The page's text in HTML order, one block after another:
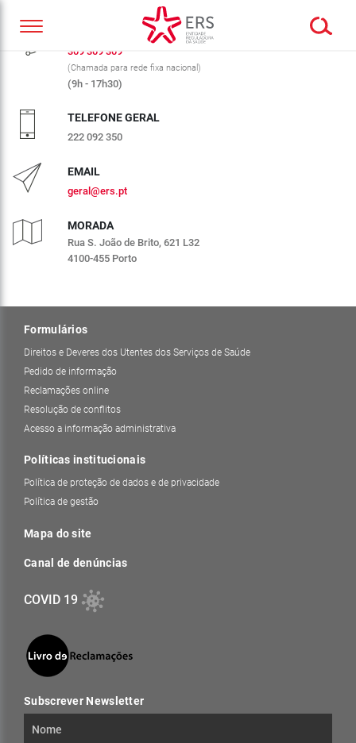
CALL CENTER ERS
309 309 309
(Chamada para rede fixa nacional)
(9h - 17h30)
TELEFONE GERAL
222 092 350
EMAIL
geral@ers.pt
MORADA
Rua S. João de Brito, 621 L32
4100-455 Porto
Formulários
Direitos e Deveres dos Utentes dos Serviços de Saúde
Pedido de informação
Reclamações online
Resolução de conflitos
Acesso a informação administrativa
Políticas institucionais
Política de proteção de dados e de privacidade
Política de gestão
Mapa do site
Canal de denúncias
COVID 19
Subscrever Newsletter